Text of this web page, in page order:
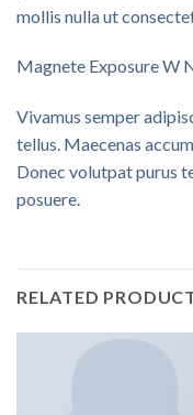
mollis nulla ut
Magnete Exposure W
Vivamus semper
tellus. Maecenas
Donec volutpat purus
posuere.
RELATED